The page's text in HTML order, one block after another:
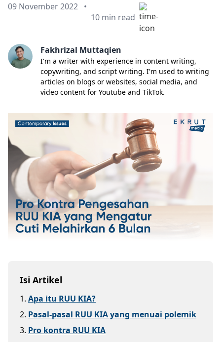
Published on
09 November 2022 •
Min read
10 min read
Fakhrizal Muttaqien
I'm a writer with experience in content writing,
copywriting, and script writing. I'm used to writing
articles on blogs or websites, social media, and
video content for Youtube and TikTok.
Isi Artikel
1. Apa itu RUU KIA?
2. Pasal-pasal RUU KIA yang menuai polemik
3. Pro kontra RUU KIA